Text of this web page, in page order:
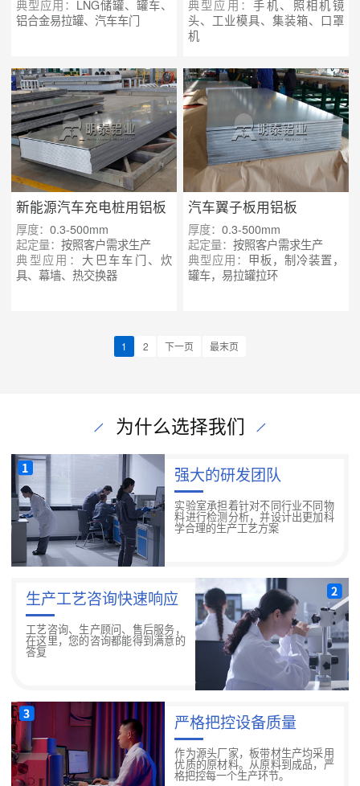
典型应用： LNG储罐、罐车、
铝合金易拉罐、汽车车门
典型应用：手机、照相机镜
头、工业模具、集装箱、口罩
机
新能源汽车充电桩用铝板
厚度：0.3-500mm
起定量：按照客户需求生产
典型应用： 大巴车车门、炊
具、幕墙、热交换器
汽车翼子板用铝板
厚度： 0.3-500mm
起定量： 按照客户需求生产
典型应用： 甲板，制冷装置，
罐车，易拉罐拉环
1 2 下一页 最末页
为什么选择我们
强大的研发团队
实验室承担着针对不同行业不同物
料进行检测分析，并设计出更加科
学合理的生产工艺方案
生产工艺咨询快速响应
工艺咨询、生产顾问、售后服务，
在这里，您的咨询都能得到满意的
答复
严格把控设备质量
作为源头厂家，板带材生产均采用
优质的原材料。从原料到成品，严
格把控每一个生产环节。